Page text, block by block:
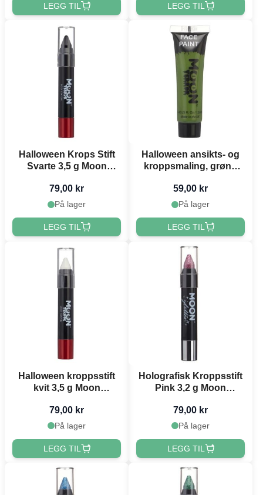
LEGG TIL LEGG TIL
Halloween Krops Stift
Svarte 3,5 g Moon
79,00 kr
På lager
LEGG TIL
Halloween ansikts- og
kroppsmaling, grønn
59,00 kr
På lager
LEGG TIL
Halloween kroppsstift
kvit 3,5 g Moon
79,00 kr
På lager
LEGG TIL
Holografisk Kroppsstift
Pink 3,2 g Moon
79,00 kr
På lager
LEGG TIL